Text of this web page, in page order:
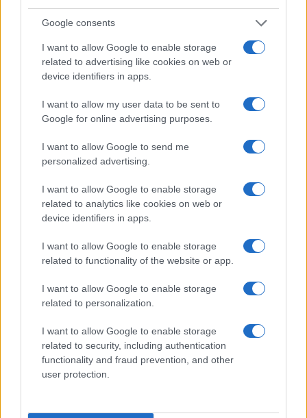
Google consents
I want to allow Google to enable storage
related to advertising like cookies on web or
device identifiers in apps.
I want to allow my user data to be sent to
Google for online advertising purposes.
I want to allow Google to send me
personalized advertising.
I want to allow Google to enable storage
related to analytics like cookies on web or
device identifiers in apps.
I want to allow Google to enable storage
related to functionality of the website or app.
I want to allow Google to enable storage
related to personalization.
I want to allow Google to enable storage
related to security, including authentication
functionality and fraud prevention, and other
user protection.
Continua a leggere
Come scegliere il teen drama giusto in base al mood
Matteo Pellegrino · 10 Ago 2026
TEEN NEWS